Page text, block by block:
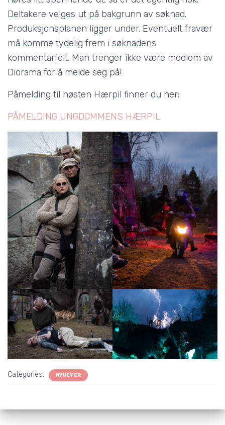
Deltakere velges ut på bakgrunn av søknad.
Produksjonsplanen ligger under. Eventuelt fravær
må komme tydelig frem i søknadens
kommentarfelt. Man trenger ikke være medlem av
Diorama for å melde seg på!
Påmelding til høsten Hærpil finner du her:
PÅMELDING UNGDOMMENS HÆRPIL
Categories: NYHETER